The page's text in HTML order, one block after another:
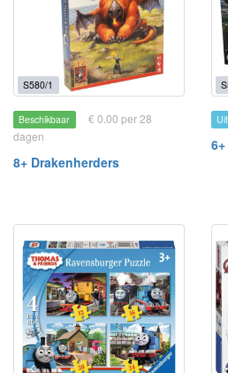
S580/1
Beschikbaar
€ 0.00 per 28
dagen
8+ Drakenherders